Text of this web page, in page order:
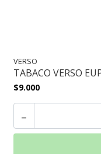
VERSO
TABACO VERSO
$9.000
-